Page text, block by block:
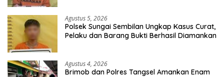
Agustus 5, 2026
Polsek Sungai Sembilan Ungkap Kasus Curat,
Pelaku dan Barang Bukti Berhasil Diamankan
Agustus 4, 2026
Brimob dan Polres Tangsel Amankan Enam